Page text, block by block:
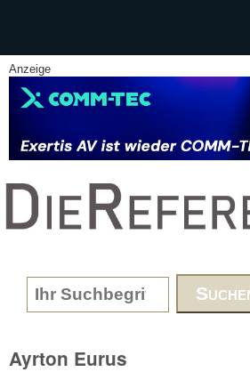
Anzeige
Search form
Ayrton Eurus